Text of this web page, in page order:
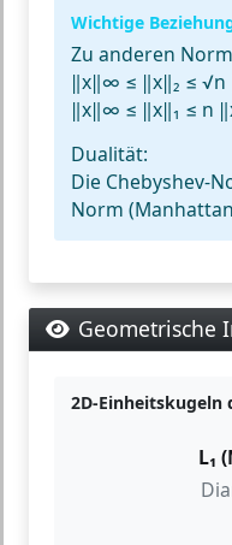
Wichtige
Zu anderen
‖x‖∞ ≤ ‖x‖₂ ≤
‖x‖∞ ≤ ‖x‖₁ ≤ n
Dualität:
Die Chebyshev-
Norm
Geometrische
2D-Einheitskugeln
L₁